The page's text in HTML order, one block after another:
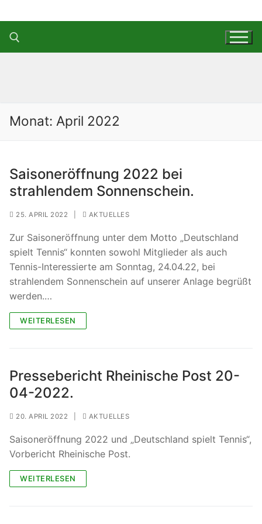
Inhalt
springen
Monat: April 2022
Saisoneröffnung 2022 bei
strahlendem Sonnenschein.
25. APRIL 2022 AKTUELLES
Zur Saisoneröffnung unter dem Motto „Deutschland
spielt Tennis“ konnten sowohl Mitglieder als auch
Tennis-Interessierte am Sonntag, 24.04.22, bei
strahlendem Sonnenschein auf unserer Anlage begrüßt
werden.…
WEITERLESEN
Pressebericht Rheinische Post 20-
04-2022.
20. APRIL 2022 AKTUELLES
Saisoneröffnung 2022 und „Deutschland spielt Tennis“,
Vorbericht Rheinische Post.
WEITERLESEN